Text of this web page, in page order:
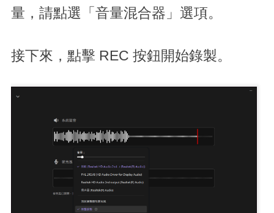
量，請點選「音量混合器」選項。
接下來，點擊 REC 按鈕開始錄製。